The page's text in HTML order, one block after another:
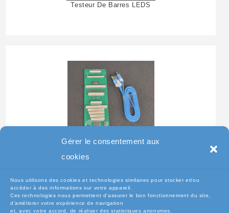
Gérer le consentement aux
cookies
Nous utilisons des cookies et technologies similaires pour stocker et/ou
accéder à des informations sur votre appareil.
Ces technologies nous permettent d’assurer le bon fonctionnement du site,
d’améliorer votre expérience de navigation
et, avec votre accord, de réaliser des statistiques anonymes.
Testeur De Barres LEDS